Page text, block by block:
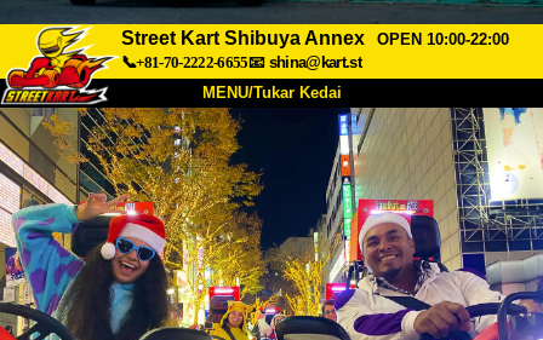
Street Kart Shibuya Annex
OPEN 10:00-22:00
📞+81-70-2222-6655📧 shina@kart.st
MENU/Tukar Kedai
Tentang Spesifikasi Harga
Akses Suara Soalan Lazim
Syarikat Tempahan
Tukar Kedai